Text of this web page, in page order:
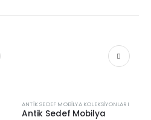
ANTIK SEDEF MOBILYA KOLEKSIYONLARI
Antik Sedef Mobilya